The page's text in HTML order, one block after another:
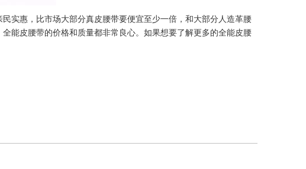
实惠，比市场大部分真皮腰带要便宜至少一倍，和大部分人造革腰
能皮腰带的价格和质量都非常良心。如果想要了解更多的全能皮腰